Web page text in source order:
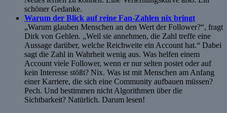
schöner Gedanke.
Warum der Blick auf reine Fan-Zahlen nix bringt
„Warum glauben Menschen an den Wert der Follower?“, fragt
Dirk von Gehlen. „Weil sie annehmen, die Zahl treffe eine
Aussage darüber, welche Reichweite ein Account hat.“ Dabei
sagt die Zahl in Wahrheit wenig aus. Was helfen einem
Account viele Follower, wenn er nur selten postet oder auf
kein Interesse stößt? Nix. Was ist mit Menschen am Anfang
einer Karriere, die sich eine Community aufbauen müssen?
Pech. Und bestimmen nicht Algorithmen über die
Sichtbarkeit? Natürlich. Darum lesen!